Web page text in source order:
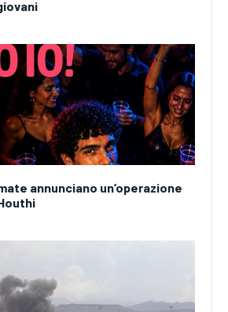
annunciano un’operazione